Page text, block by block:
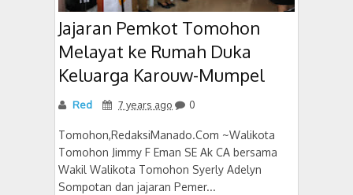
Jajaran Pemkot Tomohon
Melayat ke Rumah Duka
Keluarga Karouw-Mumpel
Red 7 years ago 0
Tomohon,RedaksiManado.Com ~Walikota
Tomohon Jimmy F Eman SE Ak CA bersama
Wakil Walikota Tomohon Syerly Adelyn
Sompotan dan jajaran Pemer...